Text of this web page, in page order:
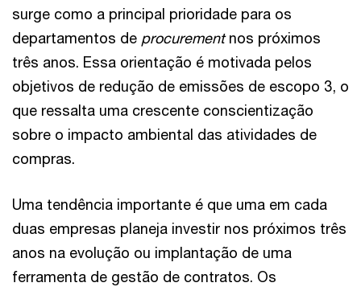
surge como a principal prioridade para os
departamentos de procurementnos próximos
três anos. Essa orientação é motivada pelos
objetivos de redução de emissões de escopo 3, o
que ressalta uma crescente conscientização
sobre o impacto ambiental das atividades de
compras.
Uma tendência importante é que uma em cada
duas empresas planeja investir nos próximos três
anos na evolução ou implantação de uma
ferramenta de gestão de contratos. Os